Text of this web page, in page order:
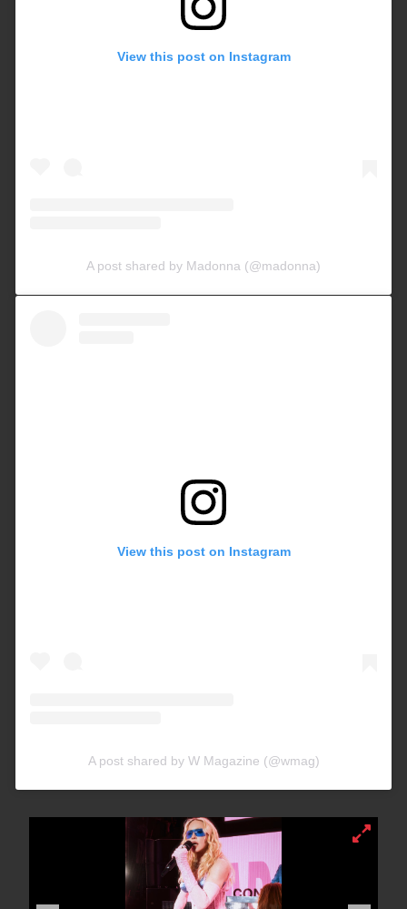
View this post on Instagram
A post shared by Madonna (@madonna)
View this post on Instagram
A post shared by W Magazine (@wmag)